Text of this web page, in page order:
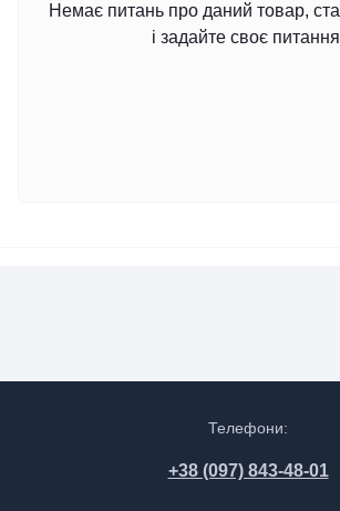
Немає питань про даний товар,
і задайте своє
Телефони:
+38 (097) 843-48-01